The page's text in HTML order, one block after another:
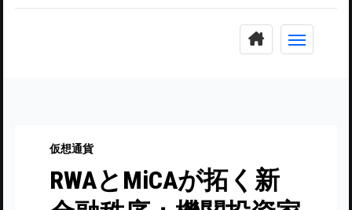
仮想通貨
RWAとMiCAが拓く新